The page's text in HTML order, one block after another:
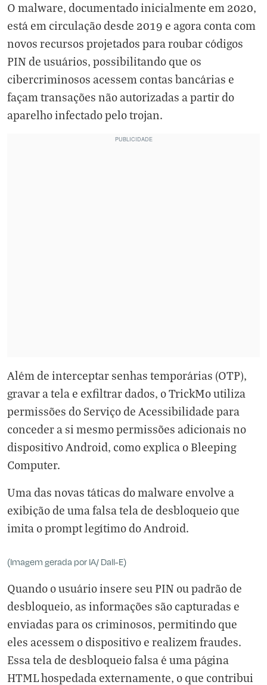
O malware, documentado inicialmente em 2020,
está em circulação desde 2019 e agora conta com
novos recursos projetados para roubar códigos
PIN de usuários, possibilitando que os
cibercriminosos acessem contas bancárias e
façam transações não autorizadas a partir do
aparelho infectado pelo trojan.
Além de interceptar senhas temporárias (OTP),
gravar a tela e exfiltrar dados, o TrickMo utiliza
permissões do Serviço de Acessibilidade para
conceder a si mesmo permissões adicionais no
dispositivo Android, como explica o Bleeping
Computer.
Uma das novas táticas do malware envolve a
exibição de uma falsa tela de desbloqueio que
imita o prompt legítimo do Android.
(Imagem gerada por IA/ Dall-E)
Quando o usuário insere seu PIN ou padrão de
desbloqueio, as informações são capturadas e
enviadas para os criminosos, permitindo que
eles acessem o dispositivo e realizem fraudes.
Essa tela de desbloqueio falsa é uma página
HTML hospedada externamente, o que contribui